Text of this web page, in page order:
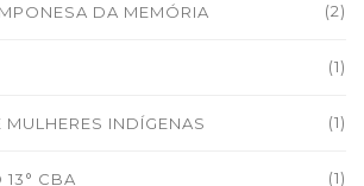
DA MEMÓRIA (2)
(1)
MULHERES INDÍGENAS (1)
13° CBA (1)